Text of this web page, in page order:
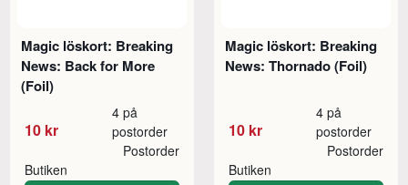
Magic löskort: Breaking
News: Back for More
(Foil)
10 kr
4 på
postorder
Butiken
Postorder
Magic löskort: Breaking
News: Thornado (Foil)
10 kr
4 på
postorder
Butiken
Postorder